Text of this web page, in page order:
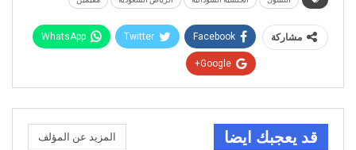
مشاركة Facebook
Twitter
WhatsApp
Google+
قد يعجبك ايضا المزيد عن المؤلف